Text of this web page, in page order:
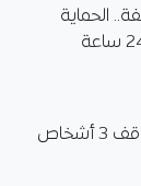
الحماية
فيديو.. شرطة قسنطينة توقف 3 أشخاص